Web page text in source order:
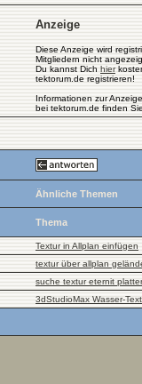
Anzeige
Diese Anzeige wird
Mitgliedern nicht
Du kannst Dich hier
tektorum.de registrieren!
Informationen zur
bei tektorum.de finden Sie
Ähnliche Themen
Thema
Textur in Allplan einfügen
textur über allplan
suche textur eternit
3dStudioMax Wasser-